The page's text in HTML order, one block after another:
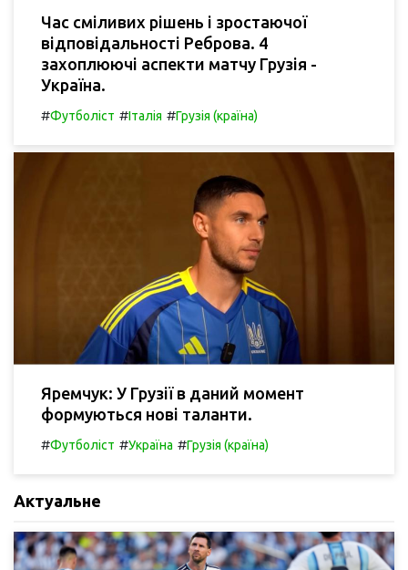
Час сміливих рішень і зростаючої
відповідальності Реброва. 4
захоплюючі аспекти матчу Грузія -
Україна.
#Футболіст #Італія #Грузія (країна)
Яремчук: У Грузії в даний момент
формуються нові таланти.
#Футболіст #Україна #Грузія (країна)
Актуальне